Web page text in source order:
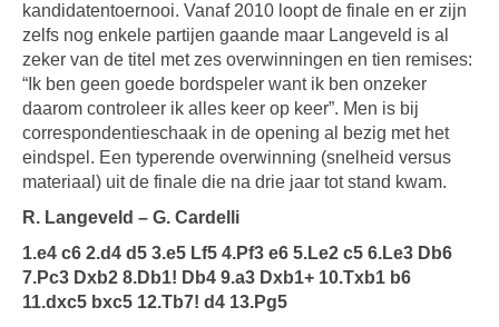
kandidatentoernooi. Vanaf 2010 loopt de finale en er zijn
zelfs nog enkele partijen gaande maar Langeveld is al
zeker van de titel met zes overwinningen en tien remises:
“Ik ben geen goede bordspeler want ik ben onzeker
daarom controleer ik alles keer op keer”. Men is bij
correspondentieschaak in de opening al bezig met het
eindspel. Een typerende overwinning (snelheid versus
materiaal) uit de finale die na drie jaar tot stand kwam.
R. Langeveld – G. Cardelli
1.e4 c6 2.d4 d5 3.e5 Lf5 4.Pf3 e6 5.Le2 c5 6.Le3 Db6
7.Pc3 Dxb2 8.Db1! Db4 9.a3 Dxb1+ 10.Txb1 b6
11.dxc5 bxc5 12.Tb7! d4 13.Pg5